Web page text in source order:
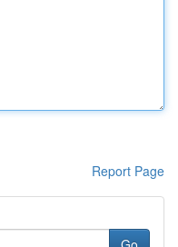
Report Page